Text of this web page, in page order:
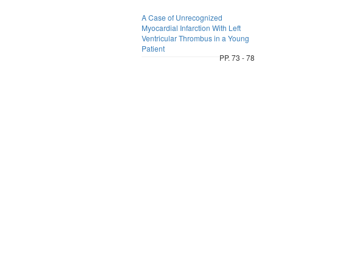
A Case of Unrecognized
Myocardial Infarction With Left
Ventricular Thrombus in a Young
Patient
PP. 73 - 78